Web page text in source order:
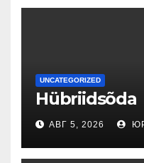
UNCATEGORIZED
Hübriidsõda
АВГ 5, 2026